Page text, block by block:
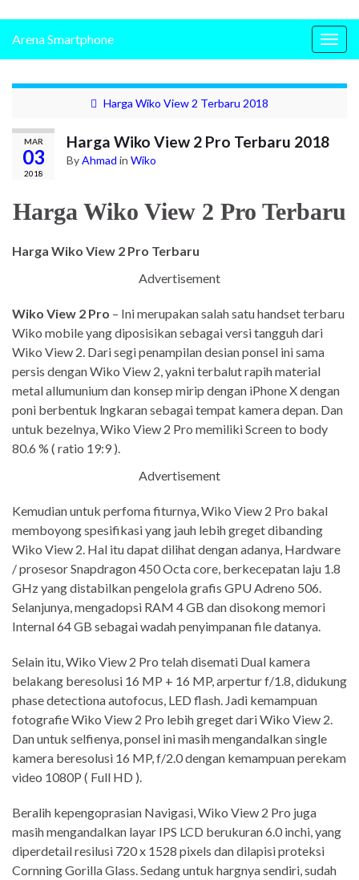
Arena Smartphone
Harga Wiko View 2 Terbaru 2018
MAR
03
2018
Harga Wiko View 2 Pro Terbaru 2018
ByAhmad in Wiko
Harga Wiko View 2 Pro Terbaru
Harga Wiko View 2 Pro Terbaru
Advertisement
Wiko View 2 Pro – Ini merupakan salah satu handset terbaru
Wiko mobile yang diposisikan sebagai versi tangguh dari
Wiko View 2. Dari segi penampilan desian ponsel ini sama
persis dengan Wiko View 2, yakni terbalut rapih material
metal allumunium dan konsep mirip dengan iPhone X dengan
poni berbentuk lngkaran sebagai tempat kamera depan. Dan
untuk bezelnya, Wiko View 2 Pro memiliki Screen to body
80.6 % ( ratio 19:9 ).
Advertisement
Kemudian untuk perfoma fiturnya, Wiko View 2 Pro bakal
memboyong spesifikasi yang jauh lebih greget dibanding
Wiko View 2. Hal itu dapat dilihat dengan adanya, Hardware
/ prosesor Snapdragon 450 Octa core, berkecepatan laju 1.8
GHz yang distabilkan pengelola grafis GPU Adreno 506.
Selanjunya, mengadopsi RAM 4 GB dan disokong memori
Internal 64 GB sebagai wadah penyimpanan file datanya.
Selain itu, Wiko View 2 Pro telah disemati Dual kamera
belakang beresolusi 16 MP + 16 MP, arpertur f/1.8, didukung
phase detectiona autofocus, LED flash. Jadi kemampuan
fotografie Wiko View 2 Pro lebih greget dari Wiko View 2.
Dan untuk selfienya, ponsel ini masih mengandalkan single
kamera beresolusi 16 MP, f/2.0 dengan kemampuan perekam
video 1080P ( Full HD ).
Beralih kepengoprasian Navigasi, Wiko View 2 Pro juga
masih mengandalkan layar IPS LCD berukuran 6.0 inchi, yang
diperdetail resilusi 720 x 1528 pixels dan dilapisi proteksi
Cornning Gorilla Glass. Sedang untuk hargnya sendiri, sudah